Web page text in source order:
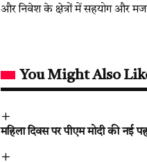
और निवेश के क्षेत्रों में सहयोग और
You Might Also
महिला दिवस पर पीएम मोदी की नई